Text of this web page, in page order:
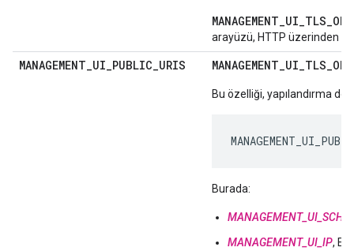
arayüzü, HTTP üzerinden
MANAGEMENT_UI_PUBLIC_URIS
Bu özelliği, yapılandırma
Burada:
MANAGEMENT_UI_IP,